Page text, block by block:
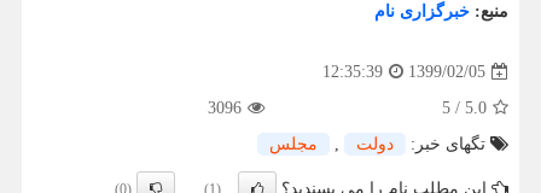
منبع: خبرگزاری نام
1399/02/05
12:35:39
5.0
/
5
3096
تگهای خبر:
دولت , مجلس
این مطلب نام را می پسندید؟